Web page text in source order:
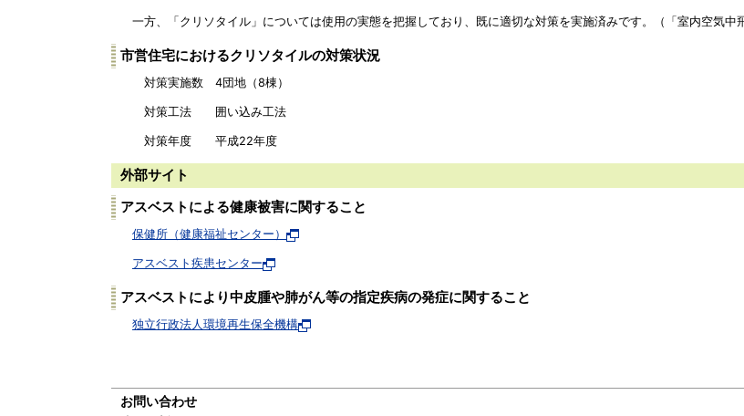
一方、「クリソタイル」については使用の実態を把握しており、既に適切な対策を実施済みです。（「室内空気中
市営住宅におけるクリソタイルの対策状況
対策実施数 4団地（8棟）
対策工法 囲い込み工法
対策年度 平成22年度
外部サイト
アスベストによる健康被害に関すること
保健所（健康福祉センター）
アスベスト疾患センター
アスベストにより中皮腫や肺がん等の指定疾病の発症に関すること
独立行政法人環境再生保全機構
お問い合わせ